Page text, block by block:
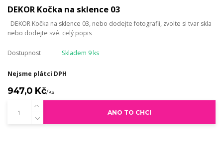
DEKOR Kočka na sklence 03
DEKOR Kočka na sklence 03, nebo dodejte fotografii, zvolte si tvar skla
nebo dodejte své. celý popis
Dostupnost Skladem 9 ks
Nejsme plátci DPH
947,0 Kč/ks
ANO TO CHCI